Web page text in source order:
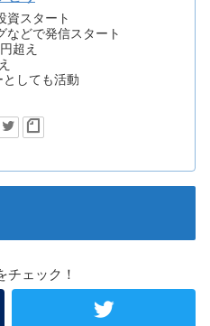
資スタート
などで発信スタート
超え
としても活動
チェック！